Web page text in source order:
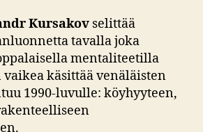
Kursakov selittää
tavalla joka
mentaliteetilla
käsittää venäläisten
1990-luvulle: köyhyyteen,